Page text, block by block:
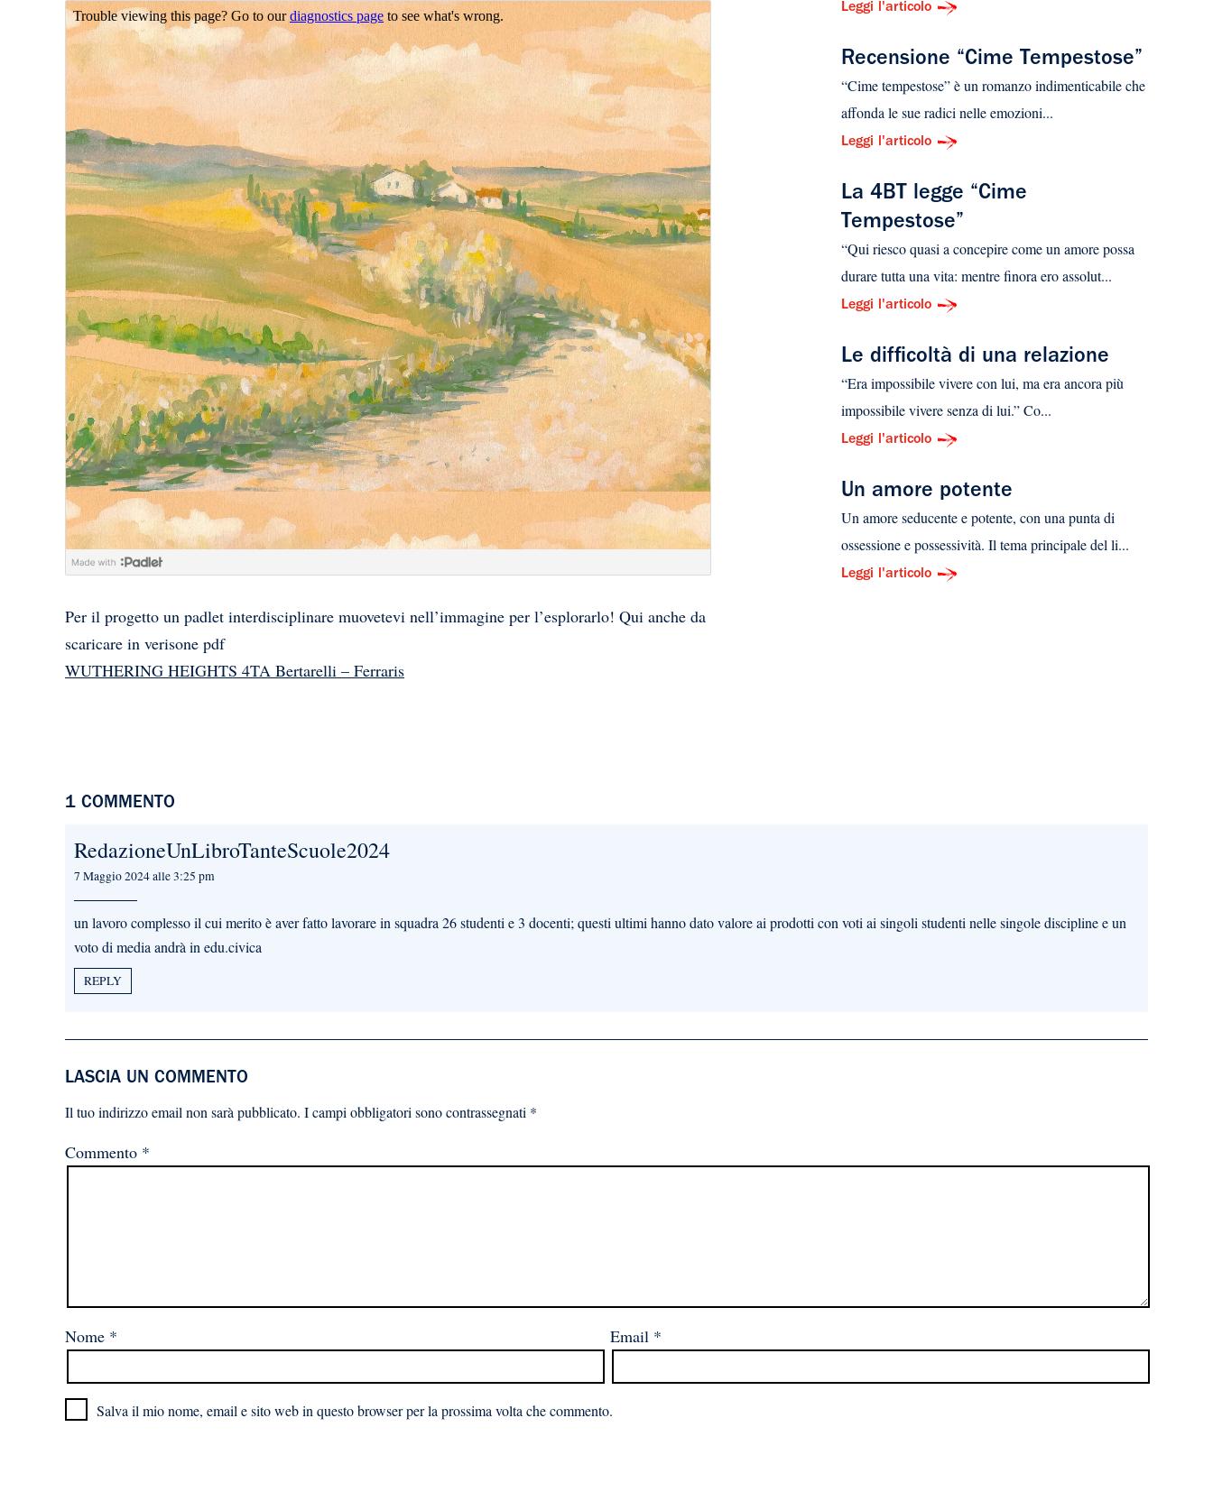
PADLET 4^TA
Per il progetto un padlet interdisciplinare muovetevi nell’immagine per l’esplorarlo! Qui anche da
scaricare in verisone pdf
WUTHERING HEIGHTS 4TA Bertarelli – Ferraris
Leggi l'articolo
Recensione “Cime Tempestose”
“Cime tempestose” è un romanzo indimenticabile che
affonda le sue radici nelle emozioni...
Leggi l'articolo
La 4BT legge “Cime
Tempestose”
“Qui riesco quasi a concepire come un amore possa
durare tutta una vita: mentre finora ero assolut...
Leggi l'articolo
Le difficoltà di una relazione
“Era impossibile vivere con lui, ma era ancora più
impossibile vivere senza di lui.” Co...
Leggi l'articolo
Un amore potente
Un amore seducente e potente, con una punta di
ossessione e possessività. Il tema principale del li...
Leggi l'articolo
1 COMMENTO
RedazioneUnLibroTanteScuole2024
7 Maggio 2024 alle 3:25 pm
un lavoro complesso il cui merito è aver fatto lavorare in squadra 26 studenti e 3 docenti; questi ultimi hanno dato valore ai prodotti con voti ai singoli studenti nelle singole discipline e un
voto di media andrà in edu.civica
REPLY
LASCIA UN COMMENTO
Il tuo indirizzo email non sarà pubblicato. I campi obbligatori sono contrassegnati *
Commento *
Nome * Email *
Salva il mio nome, email e sito web in questo browser per la prossima volta che commento.